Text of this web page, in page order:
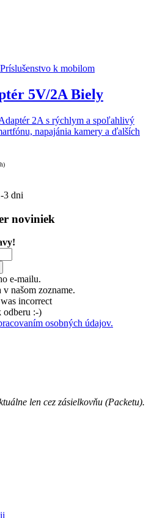
Príslušenstvo k mobilom
5V/2A Biely
2A s rýchlym a spoľahlivý
napajánia kamery a ďalších
3 dni
noviniek
e-mailu.
v našom zozname.
incorrect
odberu :-)
osobných údajov.
len cez zásielkovňu (Packetu).